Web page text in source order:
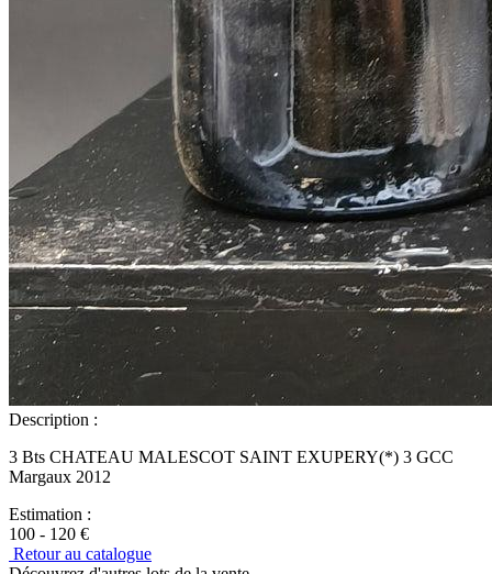
Description :
3 Bts CHATEAU MALESCOT SAINT EXUPERY(*) 3 GCC
Margaux 2012
Estimation :
100 - 120 €
Retour au catalogue